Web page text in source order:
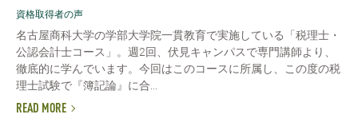
資格取得者の声
名古屋商科大学の学部大学院一貫教育で実施している「税理士・
公認会計士コース」。週2回、伏見キャンパスで専門講師より、
徹底的に学んでいます。今回はこのコースに所属し、この度の税
理士試験で『簿記論』に合...
READ MORE